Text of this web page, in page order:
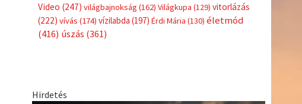
Video (247) világbajnokság (162) Világkupa (129) vitorlázás
(222) vívás (174) vízilabda (197) Érdi Mária (130) életmód
(416) úszás (361)
Hirdetés